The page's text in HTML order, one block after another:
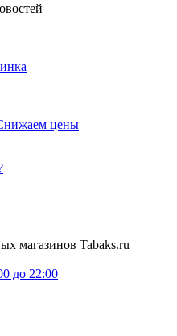
цены
магазинов Tabaks.ru
до 22:00